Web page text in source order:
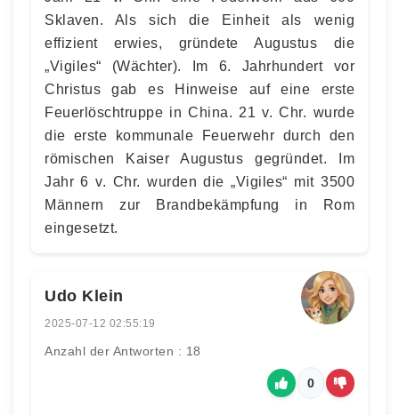
Sklaven. Als sich die Einheit als wenig
effizient erwies, gründete Augustus die
„Vigiles“ (Wächter). Im 6. Jahrhundert vor
Christus gab es Hinweise auf eine erste
Feuerlöschtruppe in China. 21 v. Chr. wurde
die erste kommunale Feuerwehr durch den
römischen Kaiser Augustus gegründet. Im
Jahr 6 v. Chr. wurden die „Vigiles“ mit 3500
Männern zur Brandbekämpfung in Rom
eingesetzt.
Udo Klein
2025-07-12 02:55:19
Anzahl der Antworten : 18
0